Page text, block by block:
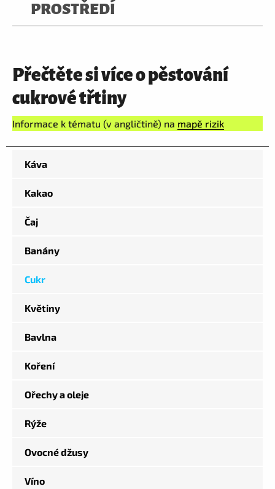
Káva
Kakao
Čaj
Banány
Cukr
Květiny
Bavlna
Koření
Ořechy a oleje
Rýže
Ovocné džusy
Víno
PROSTŘEDÍ
Přečtěte si více o pěstování
cukrové třtiny
Informace k tématu (v angličtině) na mapě rizik